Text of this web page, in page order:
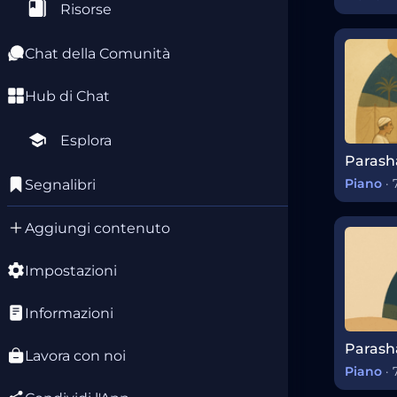
Risorse
Chat della Comunità
Hub di Chat
Esplora
Segnalibri
Aggiungi contenuto
Impostazioni
Informazioni
Lavora con noi
Piano ·
Piano ·